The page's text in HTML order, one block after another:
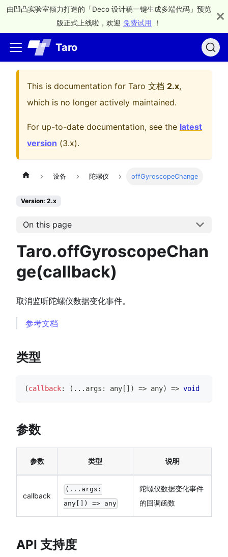
由凹凸实验室倾力打造的「Deco 设计稿一键生成多端代码」预览
版正式上线啦，欢迎 免费试用 ！
Taro
This is documentation for Taro 文档 2.x,
which is no longer actively maintained.
For up-to-date documentation, see the latest
version (3.x).
设备 陀螺仪 offGyroscopeChange
Version: 2.x
On this page
Taro.offGyroscopeChan
ge(callback)
取消监听陀螺仪数据变化事件。
参考文档
类型
(callback: ( ... args : any [ ] ) => any) => void
参数
参数 类型 说明
callback
(...args:
any[]) => any
陀螺仪数据变化事件
的回调函数
API 支持度